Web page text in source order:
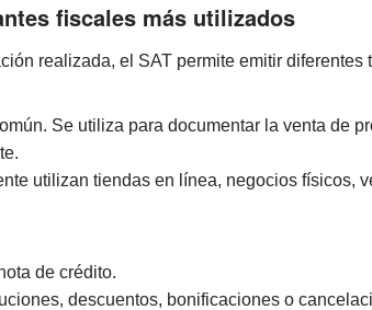
fiscales más utilizados
realizada, el SAT permite emitir diferentes
Se utiliza para documentar la venta de
utilizan tiendas en línea, negocios físicos,
de crédito.
descuentos, bonificaciones o